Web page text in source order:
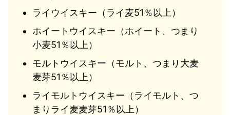
ライウイスキー（ライ麦51％以上）
ホイートウイスキー（ホイート、つまり
小麦51％以上）
モルトウイスキー（モルト、つまり大麦
麦芽51％以上）
ライモルトウイスキー（ライモルト、つ
まりライ麦麦芽51％以上）